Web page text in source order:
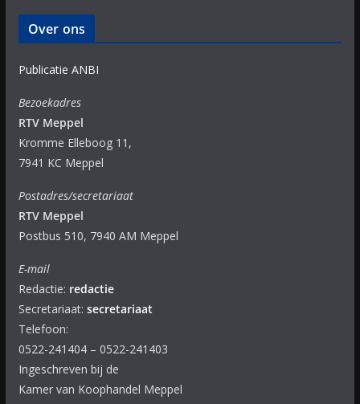
Over ons
Publicatie ANBI
Bezoekadres
RTV Meppel
Kromme Elleboog 11,
7941 KC Meppel
Postadres/secretariaat
RTV Meppel
Postbus 510, 7940 AM Meppel
E-mail
Redactie: redactie
Secretariaat: secretariaat
Telefoon:
0522-241404 – 0522-241403
Ingeschreven bij de
Kamer van Koophandel Meppel